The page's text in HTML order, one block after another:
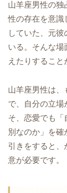
山羊座男性の独
性の存在を意識
していた、元
いる。そんな場
えたりすること
山羊座男性は、
で、自分の立場
そ、恋愛でも「
別なのか」を
引きをすると、
意が必要です。